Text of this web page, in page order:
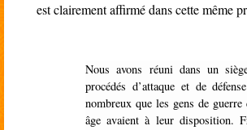
est clairement affirmé dans cette même
Nous avons réuni dans un siège type les
procédés d’attaque et de
nombreux que les gens de guerre
âge avaient à leur disposition.